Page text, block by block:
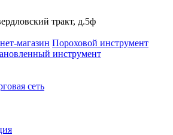
тракт, д.5ф
магазин Пороховой инструмент
инструмент
сеть